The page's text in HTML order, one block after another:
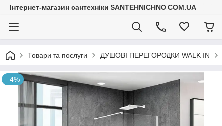
Інтернет-магазин сантехніки SANTEHNICHNO.COM.UA
Товари та послуги ДУШОВІ ПЕРЕГОРОДКИ WALK IN
–4%